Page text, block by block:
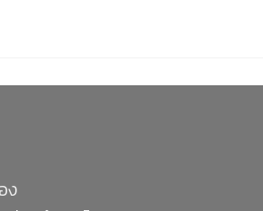
ง